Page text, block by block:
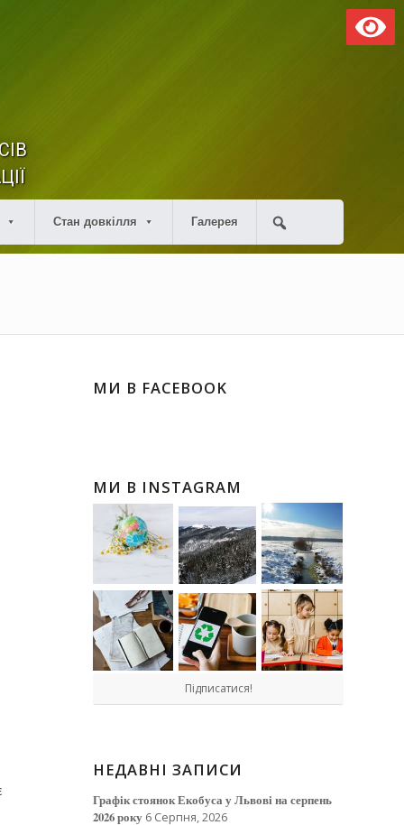
Стан довкілля Галерея
МИ В FACEBOOK
МИ В INSTAGRAM
Підписатися!
НЕДАВНІ ЗАПИСИ
Графік стоянок Екобуса у Львові на серпень
2026 року 6 Серпня, 2026